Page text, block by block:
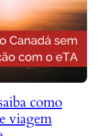
como
viagem